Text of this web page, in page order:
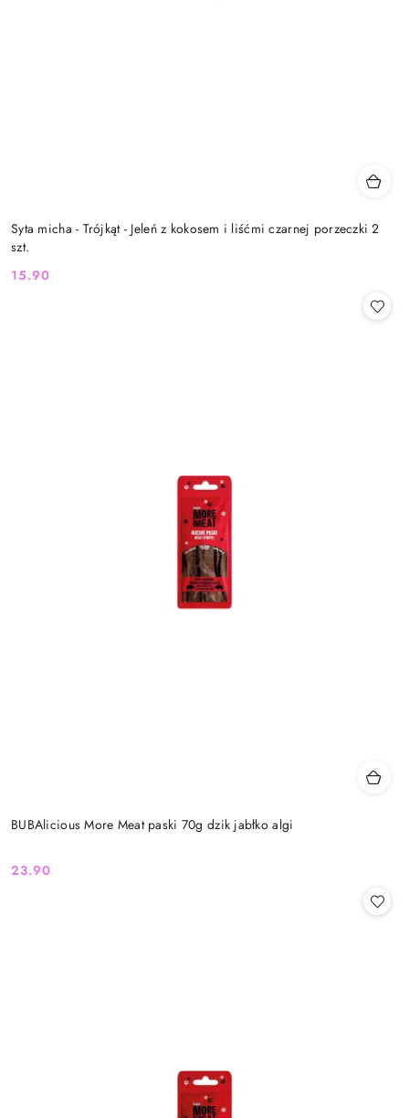
Syta micha - Trójkąt - Jeleń z kokosem i liśćmi czarnej porzeczki 2
szt.
Cena:
15.90
BUBAlicious More Meat paski 70g dzik jabłko algi
Cena:
23.90